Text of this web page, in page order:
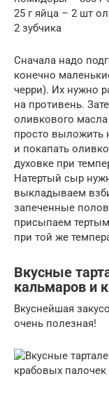
25 г яйца – 2 шт
2 зубчика
Сначала надо
конечно
черри). Их нужно
на противень.
оливкового
просто выложить
и покапать
духовке при
Натертый сыр
выкладываем
запеченные
присыпаем
при той же
Вкусные
кальмаров и
Вкуснейшая
очень полезная!